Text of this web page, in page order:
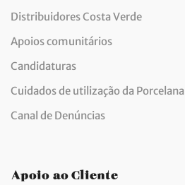
Distribuidores Costa Verde
Apoios comunitários
Candidaturas
Cuidados de utilização da Porcelana
Canal de Denúncias
Apoio ao Cliente